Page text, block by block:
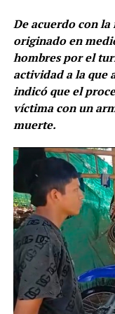
De acuerdo con la
originado en
hombres por el
actividad a la que
indicó que el
víctima con un
muerte.